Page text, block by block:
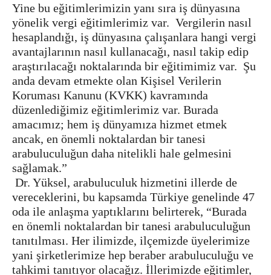
Yine bu eğitimlerimizin yanı sıra iş dünyasına
yönelik vergi eğitimlerimiz var. Vergilerin nasıl
hesaplandığı, iş dünyasına çalışanlara hangi vergi
avantajlarının nasıl kullanacağı, nasıl takip edip
araştırılacağı noktalarında bir eğitimimiz var. Şu
anda devam etmekte olan Kişisel Verilerin
Koruması Kanunu (KVKK) kavramında
düzenlediğimiz eğitimlerimiz var. Burada
amacımız; hem iş dünyamıza hizmet etmek
ancak, en önemli noktalardan bir tanesi
arabuluculuğun daha nitelikli hale gelmesini
sağlamak.”
Dr. Yüksel, arabuluculuk hizmetini illerde de
vereceklerini, bu kapsamda Türkiye genelinde 47
oda ile anlaşma yaptıklarını belirterek, “Burada
en önemli noktalardan bir tanesi arabuluculuğun
tanıtılması. Her ilimizde, ilçemizde üyelerimize
yani şirketlerimize hep beraber arabuluculuğu ve
tahkimi tanıtıyor olacağız. İllerimizde eğitimler,